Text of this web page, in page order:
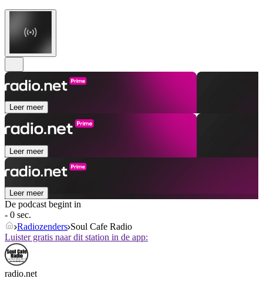
Leer meer
Leer meer
Leer meer
De podcast begint in
- 0 sec.
Radiozenders Soul Cafe Radio
Luister gratis naar dit station in de app:
radio.net